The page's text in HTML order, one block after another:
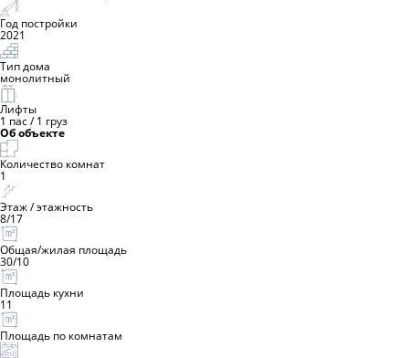
Год постройки
2021
Тип дома
монолитный
Лифты
1 пас/ 1 груз
Об объекте
Количество комнат
1
Этаж / этажность
8/17
Общая/жилая площадь
30/10
Площадь кухни
11
Площадь по комнатам